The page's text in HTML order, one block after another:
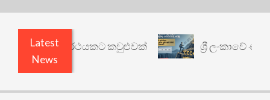
Latest
News
වෙනත් යථාර්ථයකට කවුළුවක් ශ්‍රී ලංකාවේ ණය